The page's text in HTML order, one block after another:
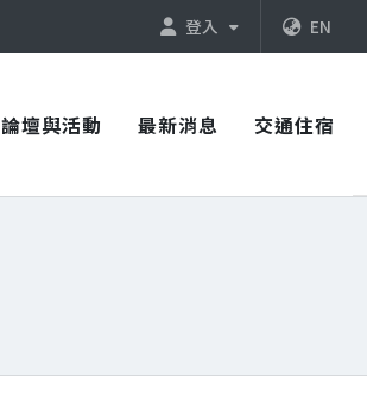
登入 EN
論壇與活動 最新消息 交通住宿